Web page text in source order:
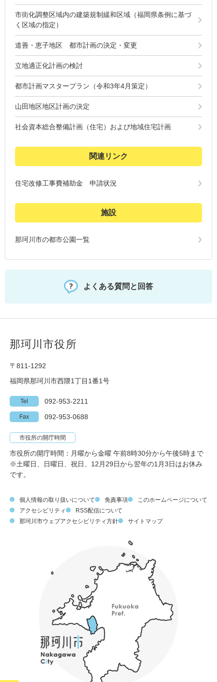
市街化調整区域内の建築規制緩和区域（福岡県条例に基づ
く区域の指定）
道善・恵子地区 都市計画の決定・変更
立地適正化計画の検討
都市計画マスタープラン（令和3年4月策定）
山田地区地区計画の決定
社会資本総合整備計画（住宅）および地域住宅計画
関連リンク
住宅改修工事費補助金 申請状況
施設
那珂川市の都市公園一覧
よくある質問と回答
那珂川市役所
〒811-1292
福岡県那珂川市西隈1丁目1番1号
Tel 092-953-2211
Fax 092-953-0688
市役所の開庁時間
市役所の開庁時間：月曜から金曜 午前8時30分から午後5時まで
※土曜日、日曜日、祝日、12月29日から翌年の1月3日はお休み
です。
個人情報の取り扱いについて 免責事項
このホームページについて
アクセシビリティ
RSS配信について
那珂川市ウェブアクセシビリティ方針
サイトマップ